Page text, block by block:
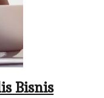
Bisnis